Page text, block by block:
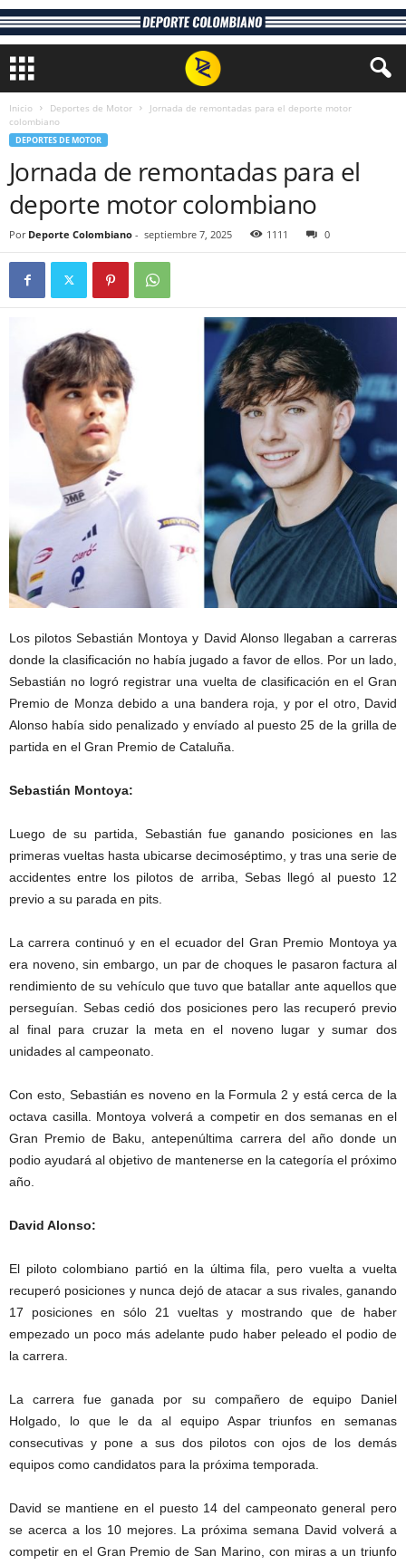
Inicio Deportes de Motor
Jornada de remontadas para el deporte motor
colombiano
DEPORTES DE MOTOR
Jornada de remontadas para el
deporte motor colombiano
Por Deporte Colombiano - septiembre 7, 2025 1111 0
Los pilotos Sebastián Montoya y David Alonso llegaban a carreras
donde la clasificación no había jugado a favor de ellos. Por un lado,
Sebastián no logró registrar una vuelta de clasificación en el Gran
Premio de Monza debido a una bandera roja, y por el otro, David
Alonso había sido penalizado y envíado al puesto 25 de la grilla de
partida en el Gran Premio de Cataluña.
Sebastián Montoya:
Luego de su partida, Sebastián fue ganando posiciones en las
primeras vueltas hasta ubicarse decimoséptimo, y tras una serie de
accidentes entre los pilotos de arriba, Sebas llegó al puesto 12
previo a su parada en pits.
La carrera continuó y en el ecuador del Gran Premio Montoya ya
era noveno, sin embargo, un par de choques le pasaron factura al
rendimiento de su vehículo que tuvo que batallar ante aquellos que
perseguían. Sebas cedió dos posiciones pero las recuperó previo
al final para cruzar la meta en el noveno lugar y sumar dos
unidades al campeonato.
Con esto, Sebastián es noveno en la Formula 2 y está cerca de la
octava casilla. Montoya volverá a competir en dos semanas en el
Gran Premio de Baku, antepenúltima carrera del año donde un
podio ayudará al objetivo de mantenerse en la categoría el próximo
año.
David Alonso:
El piloto colombiano partió en la última fila, pero vuelta a vuelta
recuperó posiciones y nunca dejó de atacar a sus rivales, ganando
17 posiciones en sólo 21 vueltas y mostrando que de haber
empezado un poco más adelante pudo haber peleado el podio de
la carrera.
La carrera fue ganada por su compañero de equipo Daniel
Holgado, lo que le da al equipo Aspar triunfos en semanas
consecutivas y pone a sus dos pilotos con ojos de los demás
equipos como candidatos para la próxima temporada.
David se mantiene en el puesto 14 del campeonato general pero
se acerca a los 10 mejores. La próxima semana David volverá a
competir en el Gran Premio de San Marino, con miras a un triunfo